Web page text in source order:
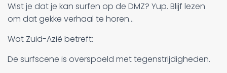
Wist je dat je kan surfen op de DMZ? Yup. Blijf lezen
om dat gekke verhaal te horen...
Wat Zuid-Azië betreft:
De surfscene is overspoeld met tegenstrijdigheden.